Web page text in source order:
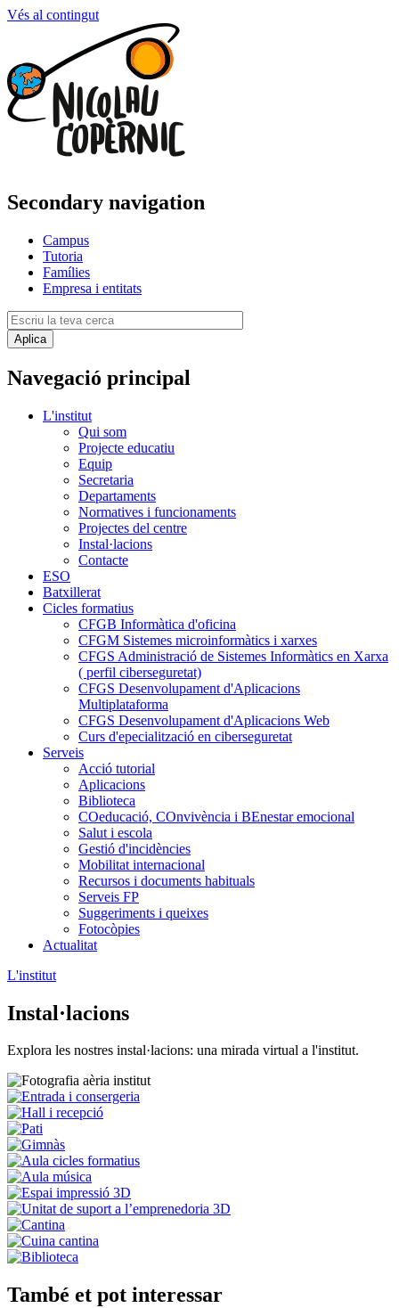
Vés al contingut
Secondary navigation
Campus
Tutoria
Famílies
Empresa i entitats
Navegació principal
L'institut
Qui som
Projecte educatiu
Equip
Secretaria
Departaments
Normatives i funcionaments
Projectes del centre
Instal·lacions
Contacte
ESO
Batxillerat
Cicles formatius
CFGB Informàtica d'oficina
CFGM Sistemes microinformàtics i xarxes
CFGS Administració de Sistemes Informàtics en Xarxa
( perfil ciberseguretat)
CFGS Desenvolupament d'Aplicacions
Multiplataforma
CFGS Desenvolupament d'Aplicacions Web
Curs d'epecialització en ciberseguretat
Serveis
Acció tutorial
Aplicacions
Biblioteca
COeducació, COnvivència i BEnestar emocional
Salut i escola
Gestió d'incidències
Mobilitat internacional
Recursos i documents habituals
Serveis FP
Suggeriments i queixes
Fotocòpies
Actualitat
L'institut
Instal·lacions
Explora les nostres instal·lacions: una mirada virtual a l'institut.
També et pot interessar